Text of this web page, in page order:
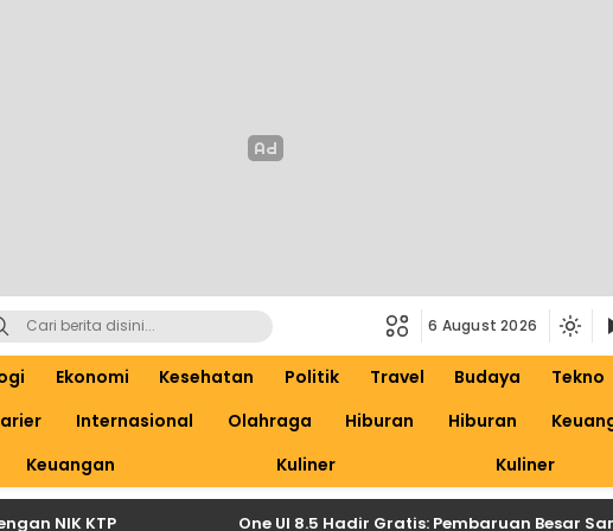
6 August 2026
Ekonomi Kesehatan Politik Travel Budaya Tekno
Internasional Olahraga Hiburan Hiburan
Keuangan Kuliner Kuliner
NIK KTP One UI 8.5 Hadir Gratis: Pembaruan Besar